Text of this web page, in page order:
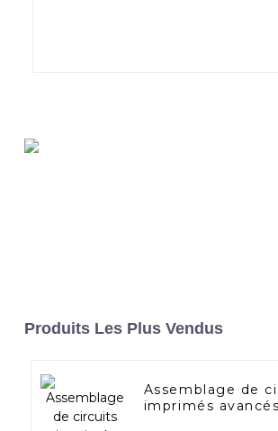
Produits Les Plus Vendus
Assemblage de
imprimés